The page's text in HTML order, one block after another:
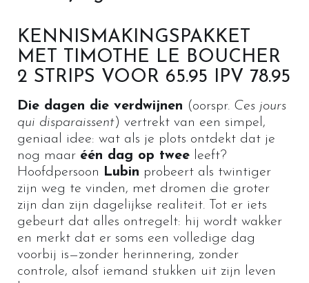
KENNISMAKINGSPAKKET
MET TIMOTHE LE BOUCHER
2 STRIPS VOOR 65.95 IPV 78.95
Die dagen die verdwijnen (oorspr. Ces jours
qui disparaissent) vertrekt van een simpel,
geniaal idee: wat als je plots ontdekt dat je
nog maar één dag op twee leeft?
Hoofdpersoon Lubin probeert als twintiger
zijn weg te vinden, met dromen die groter
zijn dan zijn dagelijkse realiteit. Tot er iets
gebeurt dat alles ontregelt: hij wordt wakker
en merkt dat er soms een volledige dag
voorbij is—zonder herinnering, zonder
controle, alsof iemand stukken uit zijn leven